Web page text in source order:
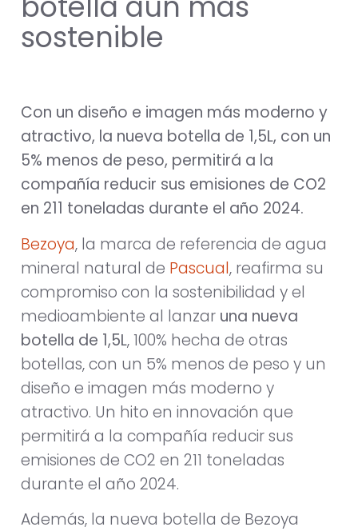
sostenible
Con un diseño e imagen más moderno y
atractivo, la nueva botella de 1,5L, con un
5% menos de peso, permitirá a la
compañía reducir sus emisiones de CO2
en 211 toneladas durante el año 2024.
Bezoya, la marca de referencia de agua
mineral natural de Pascual, reafirma su
compromiso con la sostenibilidad y el
medioambiente al lanzar una nueva
botella de 1,5L, 100% hecha de otras
botellas, con un 5% menos de peso y un
diseño e imagen más moderno y
atractivo. Un hito en innovación que
permitirá a la compañía reducir sus
emisiones de CO2 en 211 toneladas
durante el año 2024.
Además, la nueva botella de Bezoya